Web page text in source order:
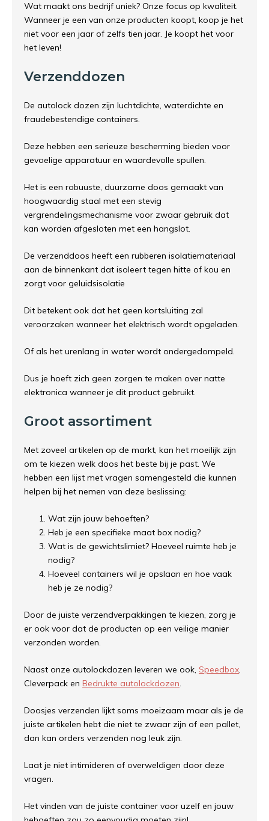
Wat maakt ons bedrijf uniek? Onze focus op kwaliteit.
Wanneer je een van onze producten koopt, koop je het
niet voor een jaar of zelfs tien jaar. Je koopt het voor
het leven!
Verzenddozen
De autolock dozen zijn luchtdichte, waterdichte en
fraudebestendige containers.
Deze hebben een serieuze bescherming bieden voor
gevoelige apparatuur en waardevolle spullen.
Het is een robuuste, duurzame doos gemaakt van
hoogwaardig staal met een stevig
vergrendelingsmechanisme voor zwaar gebruik dat
kan worden afgesloten met een hangslot.
De verzenddoos heeft een rubberen isolatiemateriaal
aan de binnenkant dat isoleert tegen hitte of kou en
zorgt voor geluidsisolatie
Dit betekent ook dat het geen kortsluiting zal
veroorzaken wanneer het elektrisch wordt opgeladen.
Of als het urenlang in water wordt ondergedompeld.
Dus je hoeft zich geen zorgen te maken over natte
elektronica wanneer je dit product gebruikt.
Groot assortiment
Met zoveel artikelen op de markt, kan het moeilijk zijn
om te kiezen welk doos het beste bij je past. We
hebben een lijst met vragen samengesteld die kunnen
helpen bij het nemen van deze beslissing:
Wat zijn jouw behoeften?
Heb je een specifieke maat box nodig?
Wat is de gewichtslimiet? Hoeveel ruimte heb je
nodig?
Hoeveel containers wil je opslaan en hoe vaak
heb je ze nodig?
Door de juiste verzendverpakkingen te kiezen, zorg je
er ook voor dat de producten op een veilige manier
verzonden worden.
Naast onze autolockdozen leveren we ook, Speedbox,
Cleverpack en Bedrukte autolockdozen.
Doosjes verzenden lijkt soms moeizaam maar als je de
juiste artikelen hebt die niet te zwaar zijn of een pallet,
dan kan orders verzenden nog leuk zijn.
Laat je niet intimideren of overweldigen door deze
vragen.
Het vinden van de juiste container voor uzelf en jouw